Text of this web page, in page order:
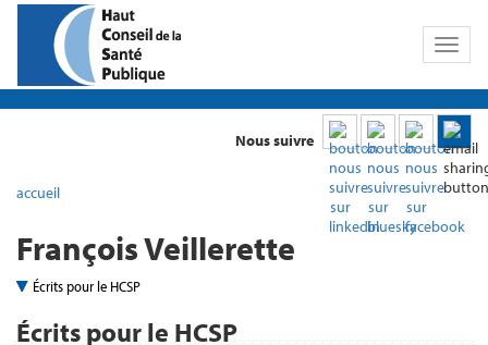
Toggle
Nous suivre
accueil
François Veillerette
Écrits pour le HCSP
Écrits pour le HCSP